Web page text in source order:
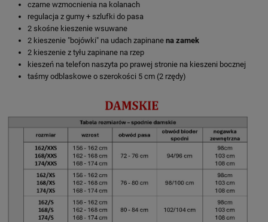
czarne wzmocnienia na kolanach
regulacja z gumy + szlufki do pasa
2 skośne kieszenie wsuwane
2 kieszenie "bojówki" na udach zapinane na zamek
2 kieszenie z tyłu zapinane na rzep
kieszeń na telefon naszyta po prawej stronie na kieszeni bocznej
taśmy odblaskowe o szerokości 5 cm (2 rzędy)